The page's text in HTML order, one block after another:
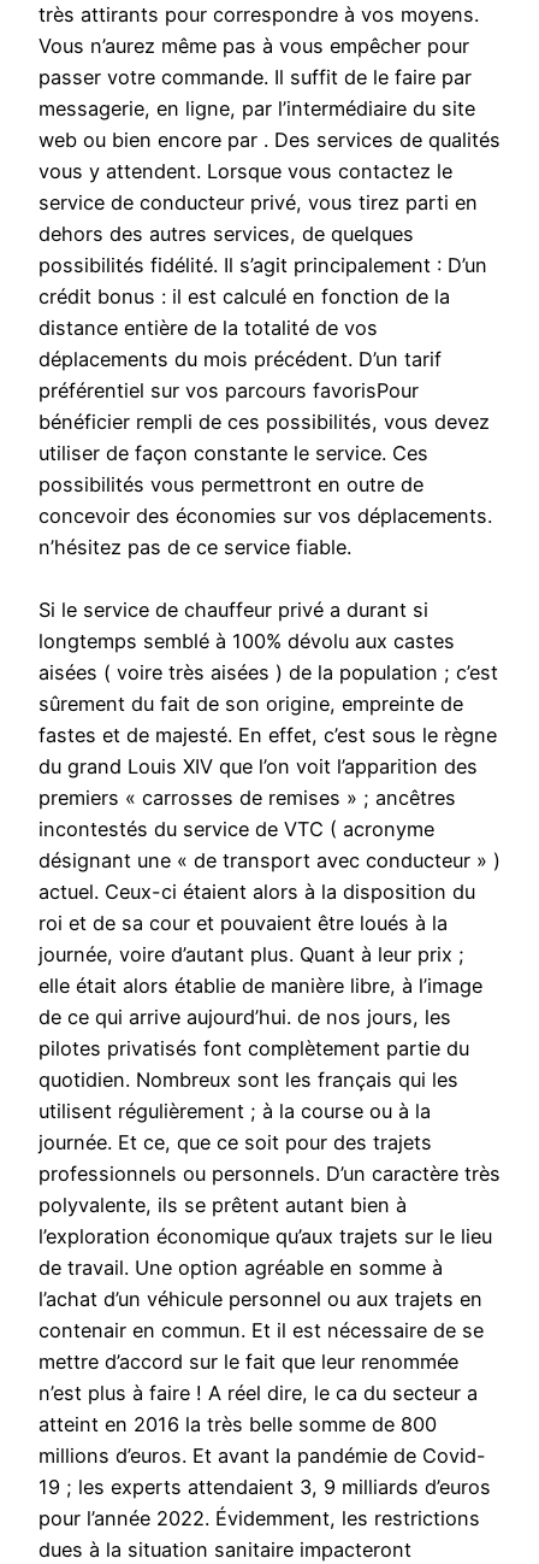
très attirants pour correspondre à vos moyens.
Vous n’aurez même pas à vous empêcher pour
passer votre commande. Il suffit de le faire par
messagerie, en ligne, par l’intermédiaire du site
web ou bien encore par . Des services de qualités
vous y attendent. Lorsque vous contactez le
service de conducteur privé, vous tirez parti en
dehors des autres services, de quelques
possibilités fidélité. Il s’agit principalement : D’un
crédit bonus : il est calculé en fonction de la
distance entière de la totalité de vos
déplacements du mois précédent. D’un tarif
préférentiel sur vos parcours favorisPour
bénéficier rempli de ces possibilités, vous devez
utiliser de façon constante le service. Ces
possibilités vous permettront en outre de
concevoir des économies sur vos déplacements.
n’hésitez pas de ce service fiable.
Si le service de chauffeur privé a durant si
longtemps semblé à 100% dévolu aux castes
aisées ( voire très aisées ) de la population ; c’est
sûrement du fait de son origine, empreinte de
fastes et de majesté. En effet, c’est sous le règne
du grand Louis XIV que l’on voit l’apparition des
premiers « carrosses de remises » ; ancêtres
incontestés du service de VTC ( acronyme
désignant une « de transport avec conducteur » )
actuel. Ceux-ci étaient alors à la disposition du
roi et de sa cour et pouvaient être loués à la
journée, voire d’autant plus. Quant à leur prix ;
elle était alors établie de manière libre, à l’image
de ce qui arrive aujourd’hui. de nos jours, les
pilotes privatisés font complètement partie du
quotidien. Nombreux sont les français qui les
utilisent régulièrement ; à la course ou à la
journée. Et ce, que ce soit pour des trajets
professionnels ou personnels. D’un caractère très
polyvalente, ils se prêtent autant bien à
l’exploration économique qu’aux trajets sur le lieu
de travail. Une option agréable en somme à
l’achat d’un véhicule personnel ou aux trajets en
contenair en commun. Et il est nécessaire de se
mettre d’accord sur le fait que leur renommée
n’est plus à faire ! A réel dire, le ca du secteur a
atteint en 2016 la très belle somme de 800
millions d’euros. Et avant la pandémie de Covid-
19 ; les experts attendaient 3, 9 milliards d’euros
pour l’année 2022. Évidemment, les restrictions
dues à la situation sanitaire impacteront